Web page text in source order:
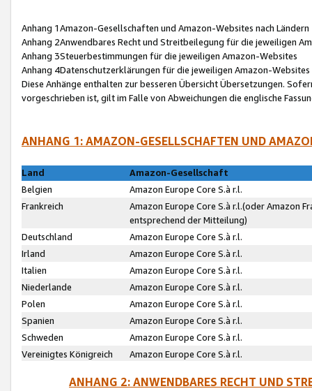
Anhang 1Amazon-Gesellschaften und Amazon-Websites nach Ländern
Anhang 2Anwendbares Recht und Streitbeilegung für die jeweiligen
Anhang 3Steuerbestimmungen für die jeweiligen Amazon-Websites
Anhang 4Datenschutzerklärungen für die jeweiligen Amazon-Websites
Diese Anhänge enthalten zur besseren Übersicht Übersetzungen.
vorgeschrieben ist, gilt im Falle von Abweichungen die englische
ANHANG 1: AMAZON-GESELLSCHAFTEN UND
Land
Amazon-Gesellschaft
Belgien
Amazon Europe Core S.à r.l.
Frankreich
Amazon Europe Core S.à r.l.(oder Amazon
entsprechend der Mitteilung)
Deutschland
Amazon Europe Core S.à r.l.
Irland
Amazon Europe Core S.à r.l.
Italien
Amazon Europe Core S.à r.l.
Niederlande
Amazon Europe Core S.à r.l.
Polen
Amazon Europe Core S.à r.l.
Spanien
Amazon Europe Core S.à r.l.
Schweden
Amazon Europe Core S.à r.l.
Vereinigtes Königreich
Amazon Europe Core S.à r.l.
ANHANG 2: ANWENDBARES RECHT UND